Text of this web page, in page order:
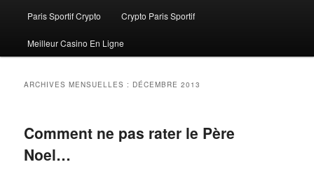
Paris Sportif Crypto Crypto Paris Sportif
Meilleur Casino En Ligne
ARCHIVES MENSUELLES : DÉCEMBRE 2013
Comment ne pas rater le Père
Noel…